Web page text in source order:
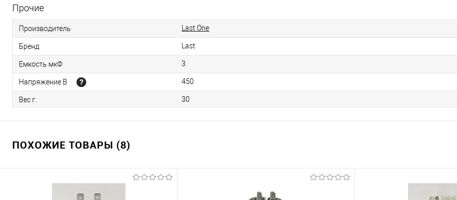
Прочие
Производитель Last One
Бренд Last
Емкость мкФ 3
Напряжение В 450
Вес г. 30
ПОХОЖИЕ ТОВАРЫ (8)